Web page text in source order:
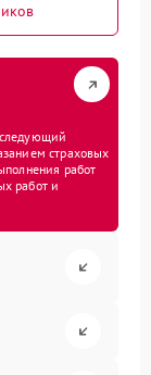
страховых
работ
работ и